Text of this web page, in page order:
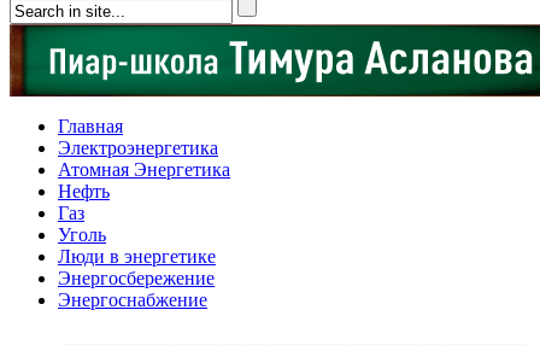
Главная
Электроэнергетика
Атомная Энергетика
Нефть
Газ
Уголь
Люди в энергетике
Энергосбережение
Энергоснабжение